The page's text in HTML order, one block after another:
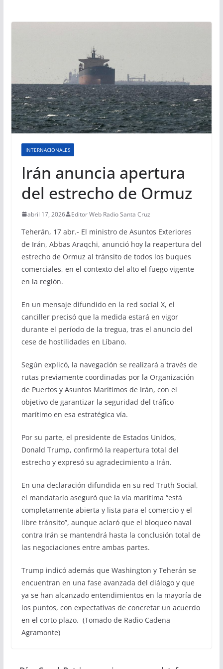
INTERNACIONALES
Irán anuncia apertura
del estrecho de Ormuz
abril 17, 2026 Editor Web Radio Santa Cruz
Teherán, 17 abr.- El ministro de Asuntos Exteriores
de Irán, Abbas Araqchi, anunció hoy la reapertura del
estrecho de Ormuz al tránsito de todos los buques
comerciales, en el contexto del alto el fuego vigente
en la región.
En un mensaje difundido en la red social X, el
canciller precisó que la medida estará en vigor
durante el período de la tregua, tras el anuncio del
cese de hostilidades en Líbano.
Según explicó, la navegación se realizará a través de
rutas previamente coordinadas por la Organización
de Puertos y Asuntos Marítimos de Irán, con el
objetivo de garantizar la seguridad del tráfico
marítimo en esa estratégica vía.
Por su parte, el presidente de Estados Unidos,
Donald Trump, confirmó la reapertura total del
estrecho y expresó su agradecimiento a Irán.
En una declaración difundida en su red Truth Social,
el mandatario aseguró que la vía marítima “está
completamente abierta y lista para el comercio y el
libre tránsito”, aunque aclaró que el bloqueo naval
contra Irán se mantendrá hasta la conclusión total de
las negociaciones entre ambas partes.
Trump indicó además que Washington y Teherán se
encuentran en una fase avanzada del diálogo y que
ya se han alcanzado entendimientos en la mayoría de
los puntos, con expectativas de concretar un acuerdo
en el corto plazo. (Tomado de Radio Cadena
Agramonte)